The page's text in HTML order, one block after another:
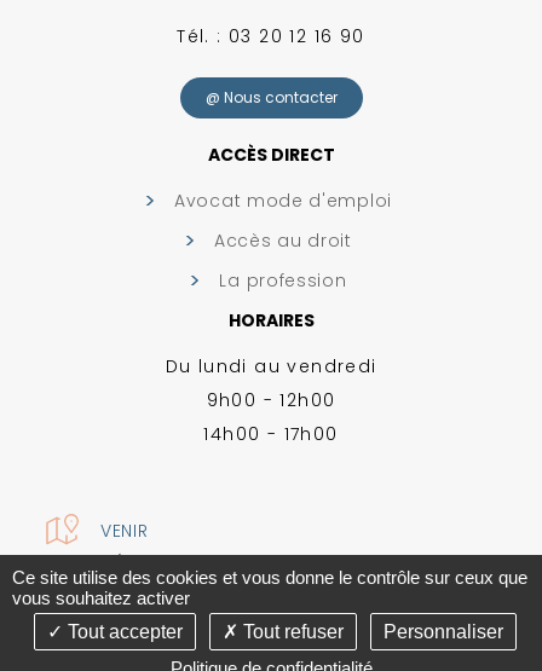
Tél. : 03 20 12 16 90
@ Nous contacter
ACCÈS DIRECT
Avocat mode d'emploi
Accès au droit
La profession
HORAIRES
Du lundi au vendredi
9h00 - 12h00
14h00 - 17h00
VENIR
CONCEPTION ABSOLUTE COMMUNICATION & RÉALISATION ANSWEB
Ce site utilise des cookies et vous donne le contrôle sur ceux que
vous souhaitez activer
Tout accepter
Tout refuser
Personnaliser